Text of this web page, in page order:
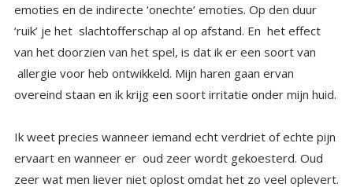
overeind staan en ik krijg een soort irritatie onder mijn huid.
Ik weet precies wanneer iemand echt verdriet of echte pijn
ervaart en wanneer er oud zeer wordt gekoesterd. Oud
zeer wat men liever niet oplost omdat het zo veel oplevert.
Veel mensen hebben helaas dat antennetje wat ik heb
ontwikkeld niet. Dus er wordt eindeloos geluisterd naar
klaagverhalen over alle aangedane leed in jeugd en relaties
en op scholen en noem maar op. Mensen die het net als ik
‘door’ hebben haken meestal snel af als er een nieuw
klaagverhaal komt. Het slachtoffer is altijd iets aangedaan